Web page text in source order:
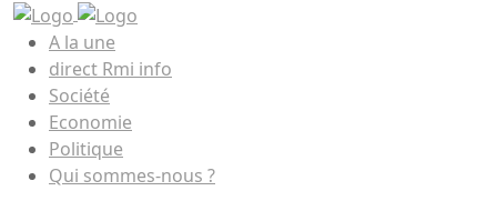
A la une
direct Rmi info
Société
Economie
Politique
Qui sommes-nous ?